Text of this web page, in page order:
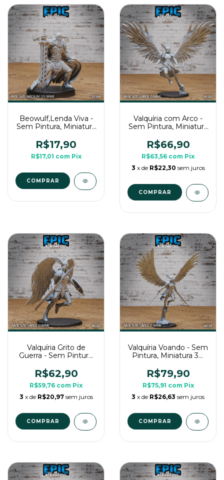
Beowulf,Lenda Viva -
Sem Pintura, Miniatura
de Mesa
R$17,90
R$17,01 com Pix
COMPRAR
Valquíria com Arco -
Sem Pintura, Miniatura
de Mesa
R$66,90
R$63,56 com Pix
3 x de R$22,30 sem juros
Valquíria Grito de
Guerra - Sem Pintura,
Para RPG de Mesa
R$62,90
R$59,76 com Pix
3 x de R$20,97 sem juros
Valquíria Voando - Sem
Pintura, Miniatura 3D
Mesa
R$79,90
R$75,91 com Pix
3 x de R$26,63 sem juros